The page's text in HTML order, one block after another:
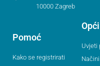
10000 Zagreb
Pomoć
Kako se registrirati
Uvjeti